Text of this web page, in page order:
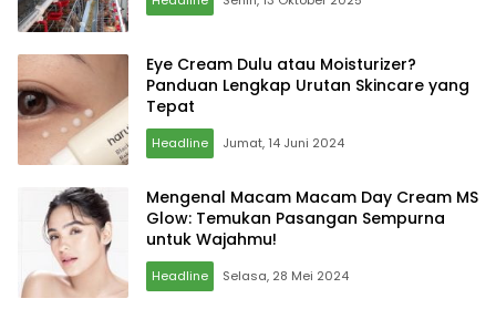
Eye Cream Dulu atau Moisturizer?
Panduan Lengkap Urutan Skincare yang
Tepat
Headline Jumat, 14 Juni 2024
Mengenal Macam Macam Day Cream MS
Glow: Temukan Pasangan Sempurna
untuk Wajahmu!
Headline Selasa, 28 Mei 2024